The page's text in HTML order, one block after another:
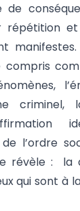
de
répétition
l’ordre
révèle : la
qui sont à